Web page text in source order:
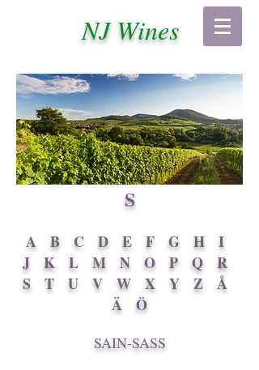
NJ Wines
S
A B C D E F G H
I
J
K L M N O P Q
R
S
T U V W X Y Z
Å
Ä
Ö
SAIN-SASS